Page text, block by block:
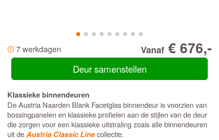
7 werkdagen Vanaf € 676,-
Deur samenstellen
Klassieke binnendeuren
De Austria Naarden Blank Facetglas binnendeur is voorzien van
bossingpanelen en klassieke profielen aan de stijlen van de deur
die zorgen voor een klassieke uitstraling zoals alle binnendeuren
uit deAustria Classic Linecollectie.